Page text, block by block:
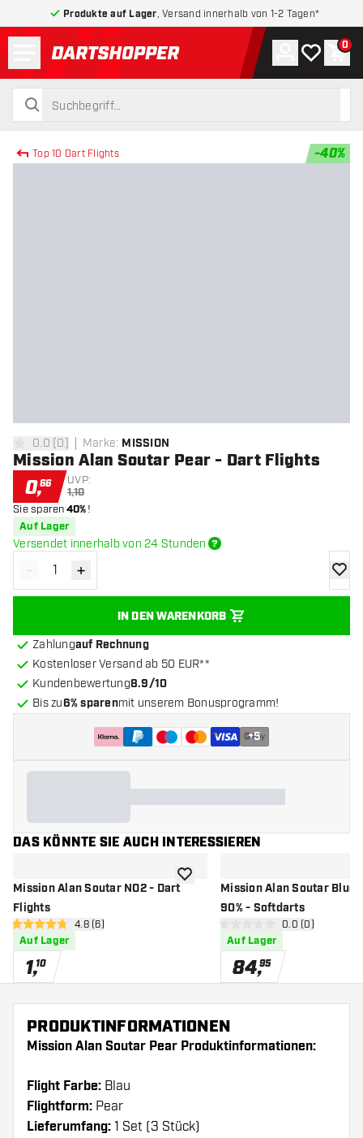
Produkte auf Lager , Versand innerhalb von 1-2 Tagen*
zurück zur Startseite
suchen
suchen
Konto
Meine 0
Top 10 Dart Flights -40%
0 Bewertungssterne
0.0 [0] Marke: MISSION
Mission Alan Soutar Pear - Dart Flights
0,66 UVP:
1,10
Sie sparen40%!
Auf Lager
Versendet innerhalb von 24 Stunden
Menge verringern
- Menge erhöhen
+
IN DEN WARENKORB
Zur
Zahlungauf Rechnung
Kostenloser Versand ab 50 EUR**
Kundenbewertung8.9/10
Bis zu6% sparenmit unserem Bonusprogramm!
+5
DAS KÖNNTE SIE AUCH INTERESSIEREN
Mission Alan Soutar NO2 - Dart
Flights
Bewertungsbereich öffnen
4.8 Bewertungssterne
4.8 (6)
Auf Lager
1,10
Zur Wunschliste hinzufügen
Mission Alan Soutar Blue
90% - Softdarts
0 Bewertungssterne
0.0 (0)
Auf Lager
84,95
PRODUKTINFORMATIONEN
Mission Alan Soutar Pear Produktinformationen:
Flight Farbe: Blau
Flightform: Pear
Lieferumfang: 1 Set (3 Stück)